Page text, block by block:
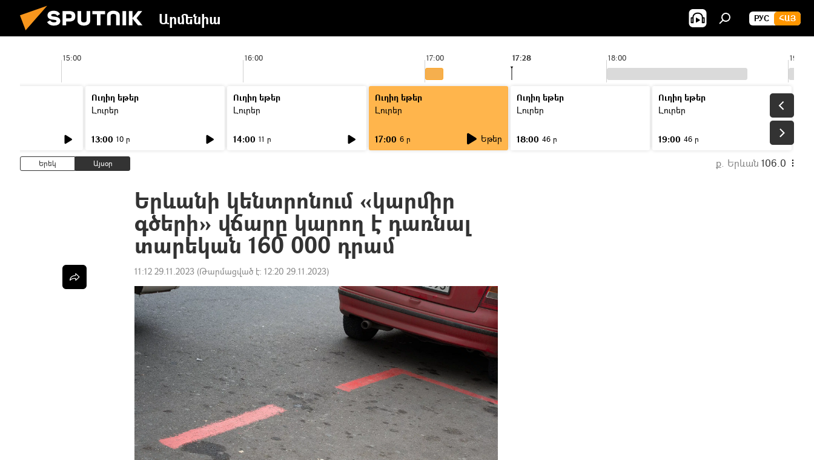
Արմենիա РУС ՀԱՅ
15:00 16:00 17:00 18:00 19:00
17:28
Ուղիղ եթեր
Լուրեր
13:00 10 ր
Ուղիղ եթեր
Լուրեր
14:00 11 ր
Ուղիղ եթեր
Լուրեր
17:00 6 ր Եթեր
Ուղիղ եթեր
Լուրեր
18:00 46 ր
Ուղիղ եթեր
Լուրեր
19:00 46 ր
Երեկ Այսօր ք. Երևան 106.0
Երևանի կենտրոնում «կարմիր
գծերի» վճարը կարող է դառնալ
տարեկան 160 000 դրամ
11:12 29.11.2023 (Թարմացված է: 12:20 29.11.2023)